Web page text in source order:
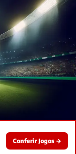
Conferir Jogos →